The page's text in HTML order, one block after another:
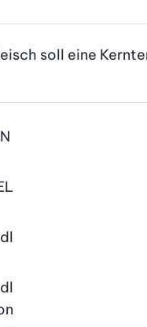
soll eine
dl
dl